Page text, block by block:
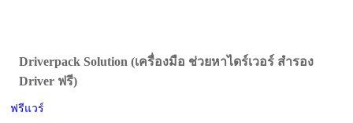
Driverpack Solution (เครื่องมือ ช่วยหาไดร์เวอร์ สำรอง
Driver ฟรี)
ฟรีแวร์